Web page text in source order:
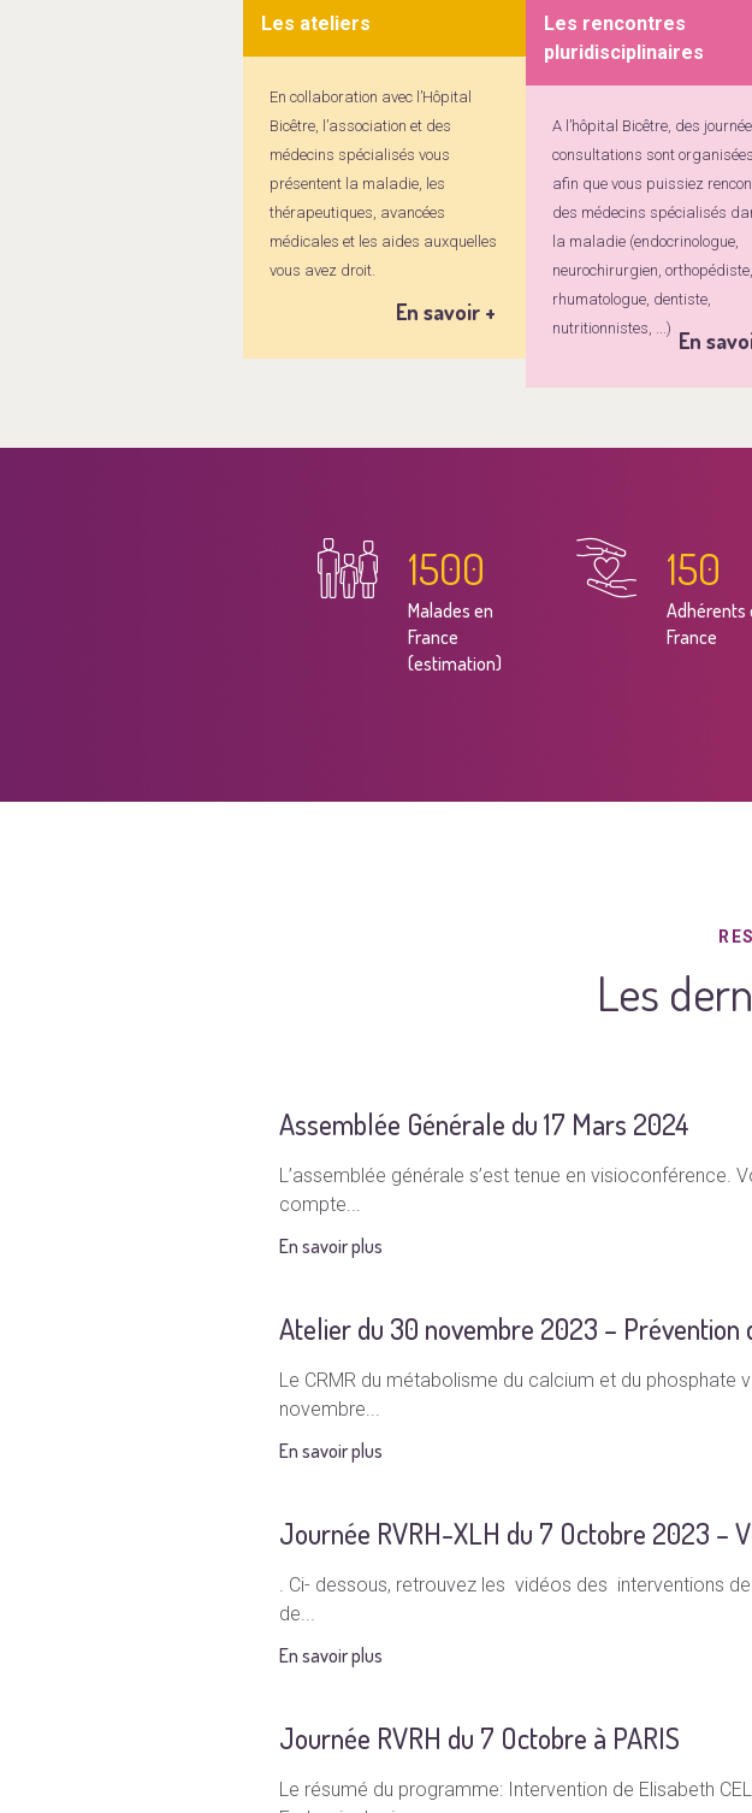
Les ateliers
En collaboration avec l’Hôpital
Bicêtre, l’association et des
médecins spécialisés vous
présentent la maladie, les
thérapeutiques, avancées
médicales et les aides auxquelles
vous avez droit.
En savoir +
Les rencontres
pluridisciplinaires
A l’hôpital Bicêtre, des
consultations sont organisées
afin que vous puissiez
des médecins spécialisés
la maladie (endocrinologue,
neurochirurgien, orthopédiste,
rhumatologue, dentiste,
nutritionnistes, ...) En
1500
Malades en
France
(estimation)
150
Adhérents
France
Les
Assemblée Générale du 17 Mars 2024
L’assemblée générale s’est tenue en
compte...
En savoir plus
Atelier du 30 novembre 2023 – Prévention
Le CRMR du métabolisme du calcium et du phosphate
novembre...
En savoir plus
Journée RVRH-XLH du 7 Octobre 2023 –
. Ci- dessous, retrouvez les vidéos des interventions
de...
En savoir plus
Journée RVRH du 7 Octobre à PARIS
Le résumé du programme: Intervention de Elisabeth